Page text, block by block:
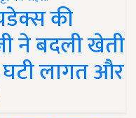
की
ने बदली खेती
लागत और